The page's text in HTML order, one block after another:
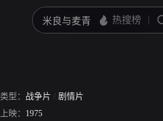
类型： 战争片 / 剧情片
上映： 1975